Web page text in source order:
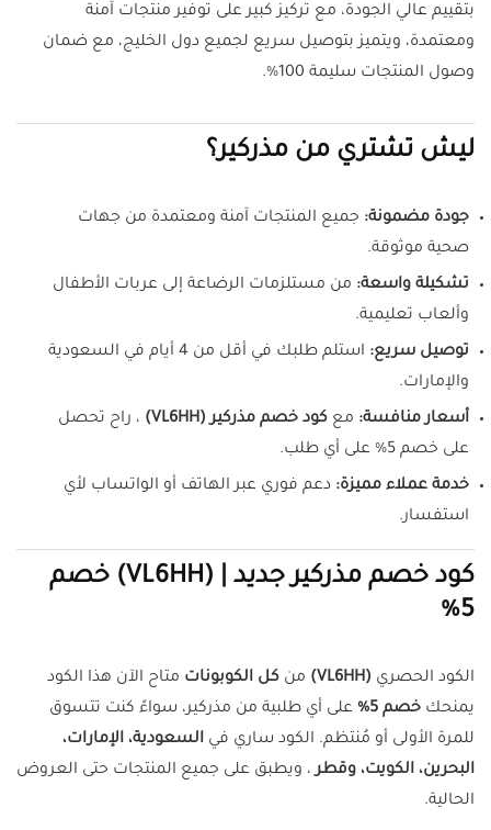
بتقييم عالي الجودة، مع تركيز كبير على توفير منتجات آمنة
ومعتمدة، ويتميز بتوصيل سريع لجميع دول الخليج، مع ضمان
وصول المنتجات سليمة 100%.
ليش تشتري من مذركير؟
جودة مضمونة: جميع المنتجات آمنة ومعتمدة من جهات
صحية موثوقة.
تشكيلة واسعة: من مستلزمات الرضاعة إلى عربات الأطفال
وألعاب تعليمية.
توصيل سريع:
استلم طلبك في أقل من 4 أيام في السعودية
والإمارات.
أسعار منافسة: مع كود خصم مذركير (VL6HH)
، راح تحصل
على خصم 5% على أي طلب.
خدمة عملاء مميزة: دعم فوري عبر الهاتف أو الواتساب لأي
استفسار.
كود خصم مذركير جديد | (VL6HH) خصم
5%
الكود الحصري (VL6HH) من كل الكوبونات متاح الآن هذا الكود
يمنحك خصم 5%
على أي طلبية من مذركير، سواءً كنت تتسوق
للمرة الأولى أو مُنتظم. الكود ساري في السعودية، الإمارات،
البحرين، الكويت، وقطر، ويطبق على جميع المنتجات حتى العروض
الحالية.